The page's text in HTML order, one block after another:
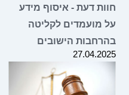
דעת - איסוף מידע
מועמדים לקליטה
הישובים